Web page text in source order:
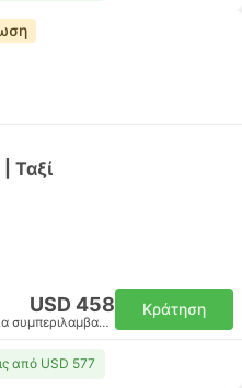
Ταξί
USD 458
όχημα, όλα συμπεριλαμβανομένου
Κράτηση
από USD 577